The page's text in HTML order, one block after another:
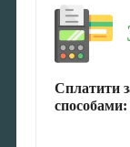
Сплатити
способами: